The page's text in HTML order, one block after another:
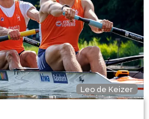
Leo de Keizer